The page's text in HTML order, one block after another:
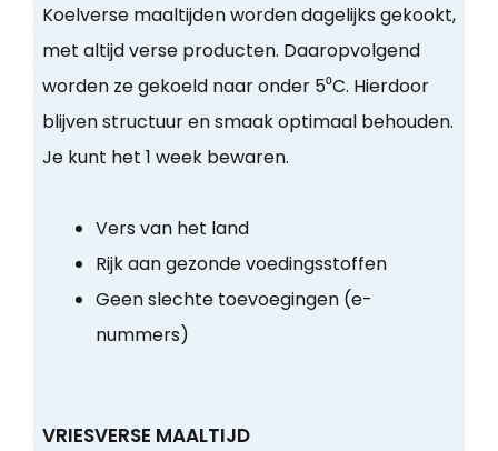
Koelverse maaltijden worden dagelijks gekookt,
met altijd verse producten. Daaropvolgend
worden ze gekoeld naar onder 5⁰C. Hierdoor
blijven structuur en smaak optimaal behouden.
Je kunt het 1 week bewaren.
Vers van het land
Rijk aan gezonde voedingsstoffen
Geen slechte toevoegingen (e-
nummers)
VRIESVERSE MAALTIJD